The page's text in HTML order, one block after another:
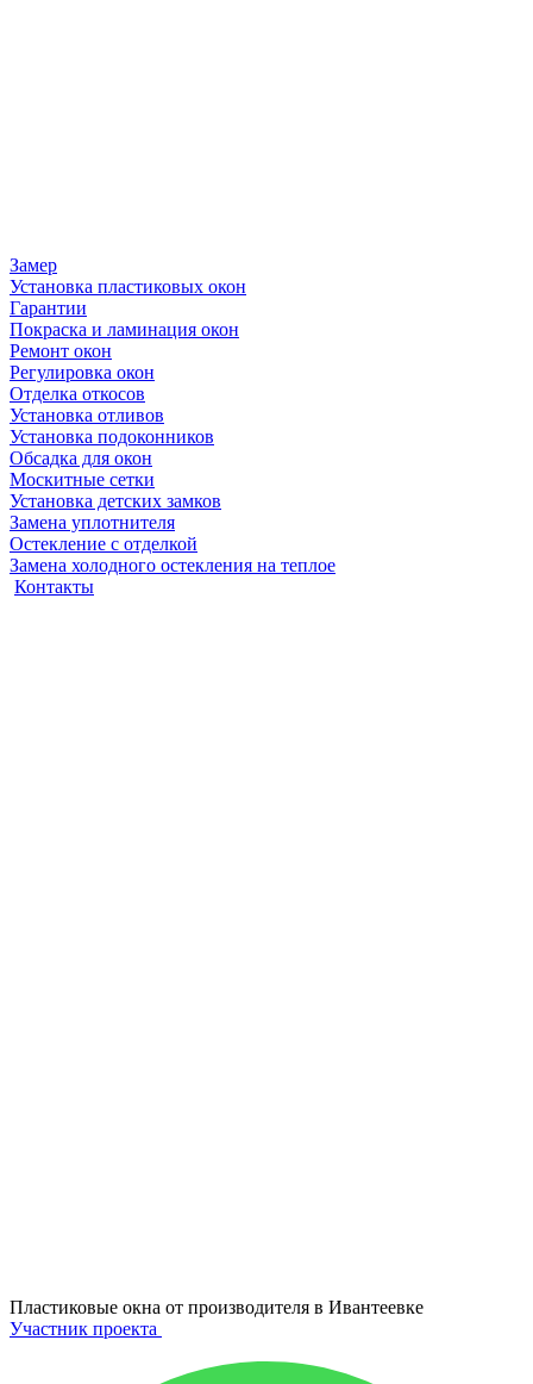
Замер
Установка пластиковых окон
Гарантии
Покраска и ламинация окон
Ремонт окон
Регулировка окон
Отделка откосов
Установка отливов
Установка подоконников
Обсадка для окон
Москитные сетки
Установка детских замков
Замена уплотнителя
Остекление с отделкой
Замена холодного остекления на теплое
Контакты
Пластиковые окна от производителя в Ивантеевке
Участник проекта